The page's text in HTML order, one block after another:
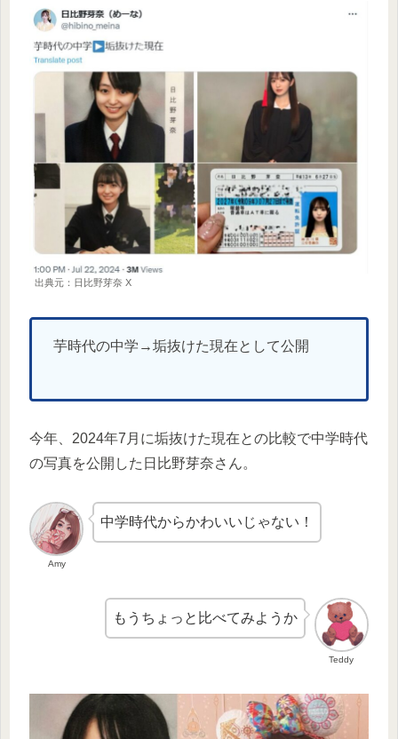
出典元：日比野芽奈 X
芋時代の中学→垢抜けた現在として公開
今年、2024年7月に垢抜けた現在との比較で中学時代
の写真を公開した日比野芽奈さん。
Amy
中学時代からかわいいじゃない！
Teddy
もうちょっと比べてみようか